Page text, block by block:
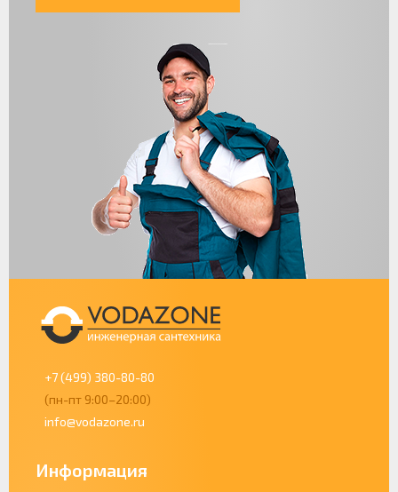
+7 (499) 380-80-80
(пн-пт 9:00–20:00)
info@vodazone.ru
Информация